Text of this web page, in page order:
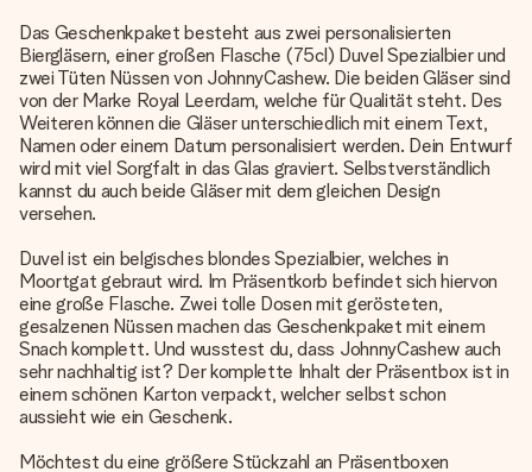
Das Geschenkpaket besteht aus zwei personalisierten
Biergläsern, einer großen Flasche (75cl) Duvel Spezialbier und
zwei Tüten Nüssen von JohnnyCashew. Die beiden Gläser sind
von der Marke Royal Leerdam, welche für Qualität steht. Des
Weiteren können die Gläser unterschiedlich mit einem Text,
Namen oder einem Datum personalisiert werden. Dein Entwurf
wird mit viel Sorgfalt in das Glas graviert. Selbstverständlich
kannst du auch beide Gläser mit dem gleichen Design
versehen.
Duvel ist ein belgisches blondes Spezialbier, welches in
Moortgat gebraut wird. Im Präsentkorb befindet sich hiervon
eine große Flasche. Zwei tolle Dosen mit gerösteten,
gesalzenen Nüssen machen das Geschenkpaket mit einem
Snach komplett. Und wusstest du, dass JohnnyCashew auch
sehr nachhaltig ist? Der komplette Inhalt der Präsentbox ist in
einem schönen Karton verpackt, welcher selbst schon
aussieht wie ein Geschenk.
Möchtest du eine größere Stückzahl an Präsentboxen